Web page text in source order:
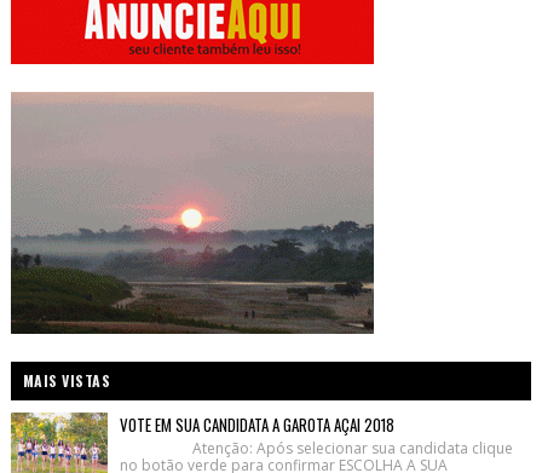
MAIS VISTAS
VOTE EM SUA CANDIDATA A GAROTA AÇAI 2018
Atenção: Após selecionar sua candidata clique
no botão verde para confirmar ESCOLHA A SUA